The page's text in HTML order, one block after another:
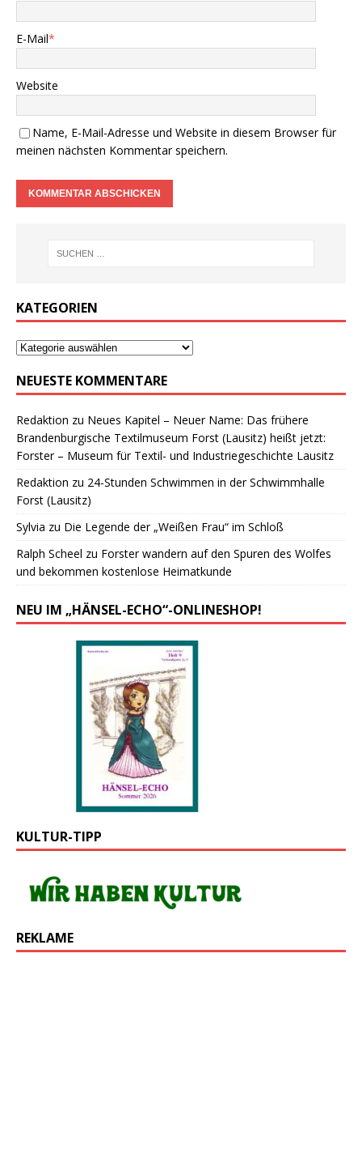
E-Mail*
Website
Name, E-Mail-Adresse und Website in diesem Browser für
meinen nächsten Kommentar speichern.
KATEGORIEN
NEUESTE KOMMENTARE
Redaktion zu Neues Kapitel – Neuer Name: Das frühere
Brandenburgische Textilmuseum Forst (Lausitz) heißt jetzt:
Forster – Museum für Textil- und Industriegeschichte Lausitz
Redaktion zu 24-Stunden Schwimmen in der Schwimmhalle
Forst (Lausitz)
Sylvia zu Die Legende der „Weißen Frau“ im Schloß
Ralph Scheel zu Forster wandern auf den Spuren des Wolfes
und bekommen kostenlose Heimatkunde
NEU IM „HÄNSEL-ECHO“-ONLINESHOP!
KULTUR-TIPP
REKLAME